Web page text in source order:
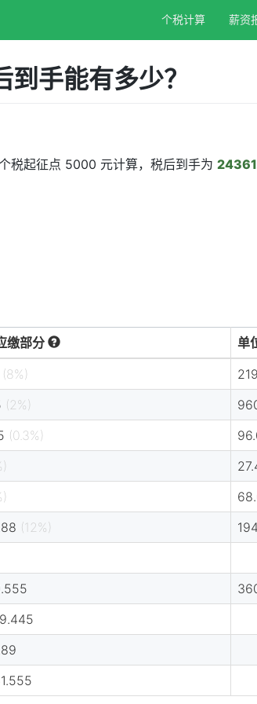
个税计算 薪资
手能有多少？
税起征点 5000 元计算，税后到手为
缴部分
单
(8%)
(2%)
(0.3%)
(12%)